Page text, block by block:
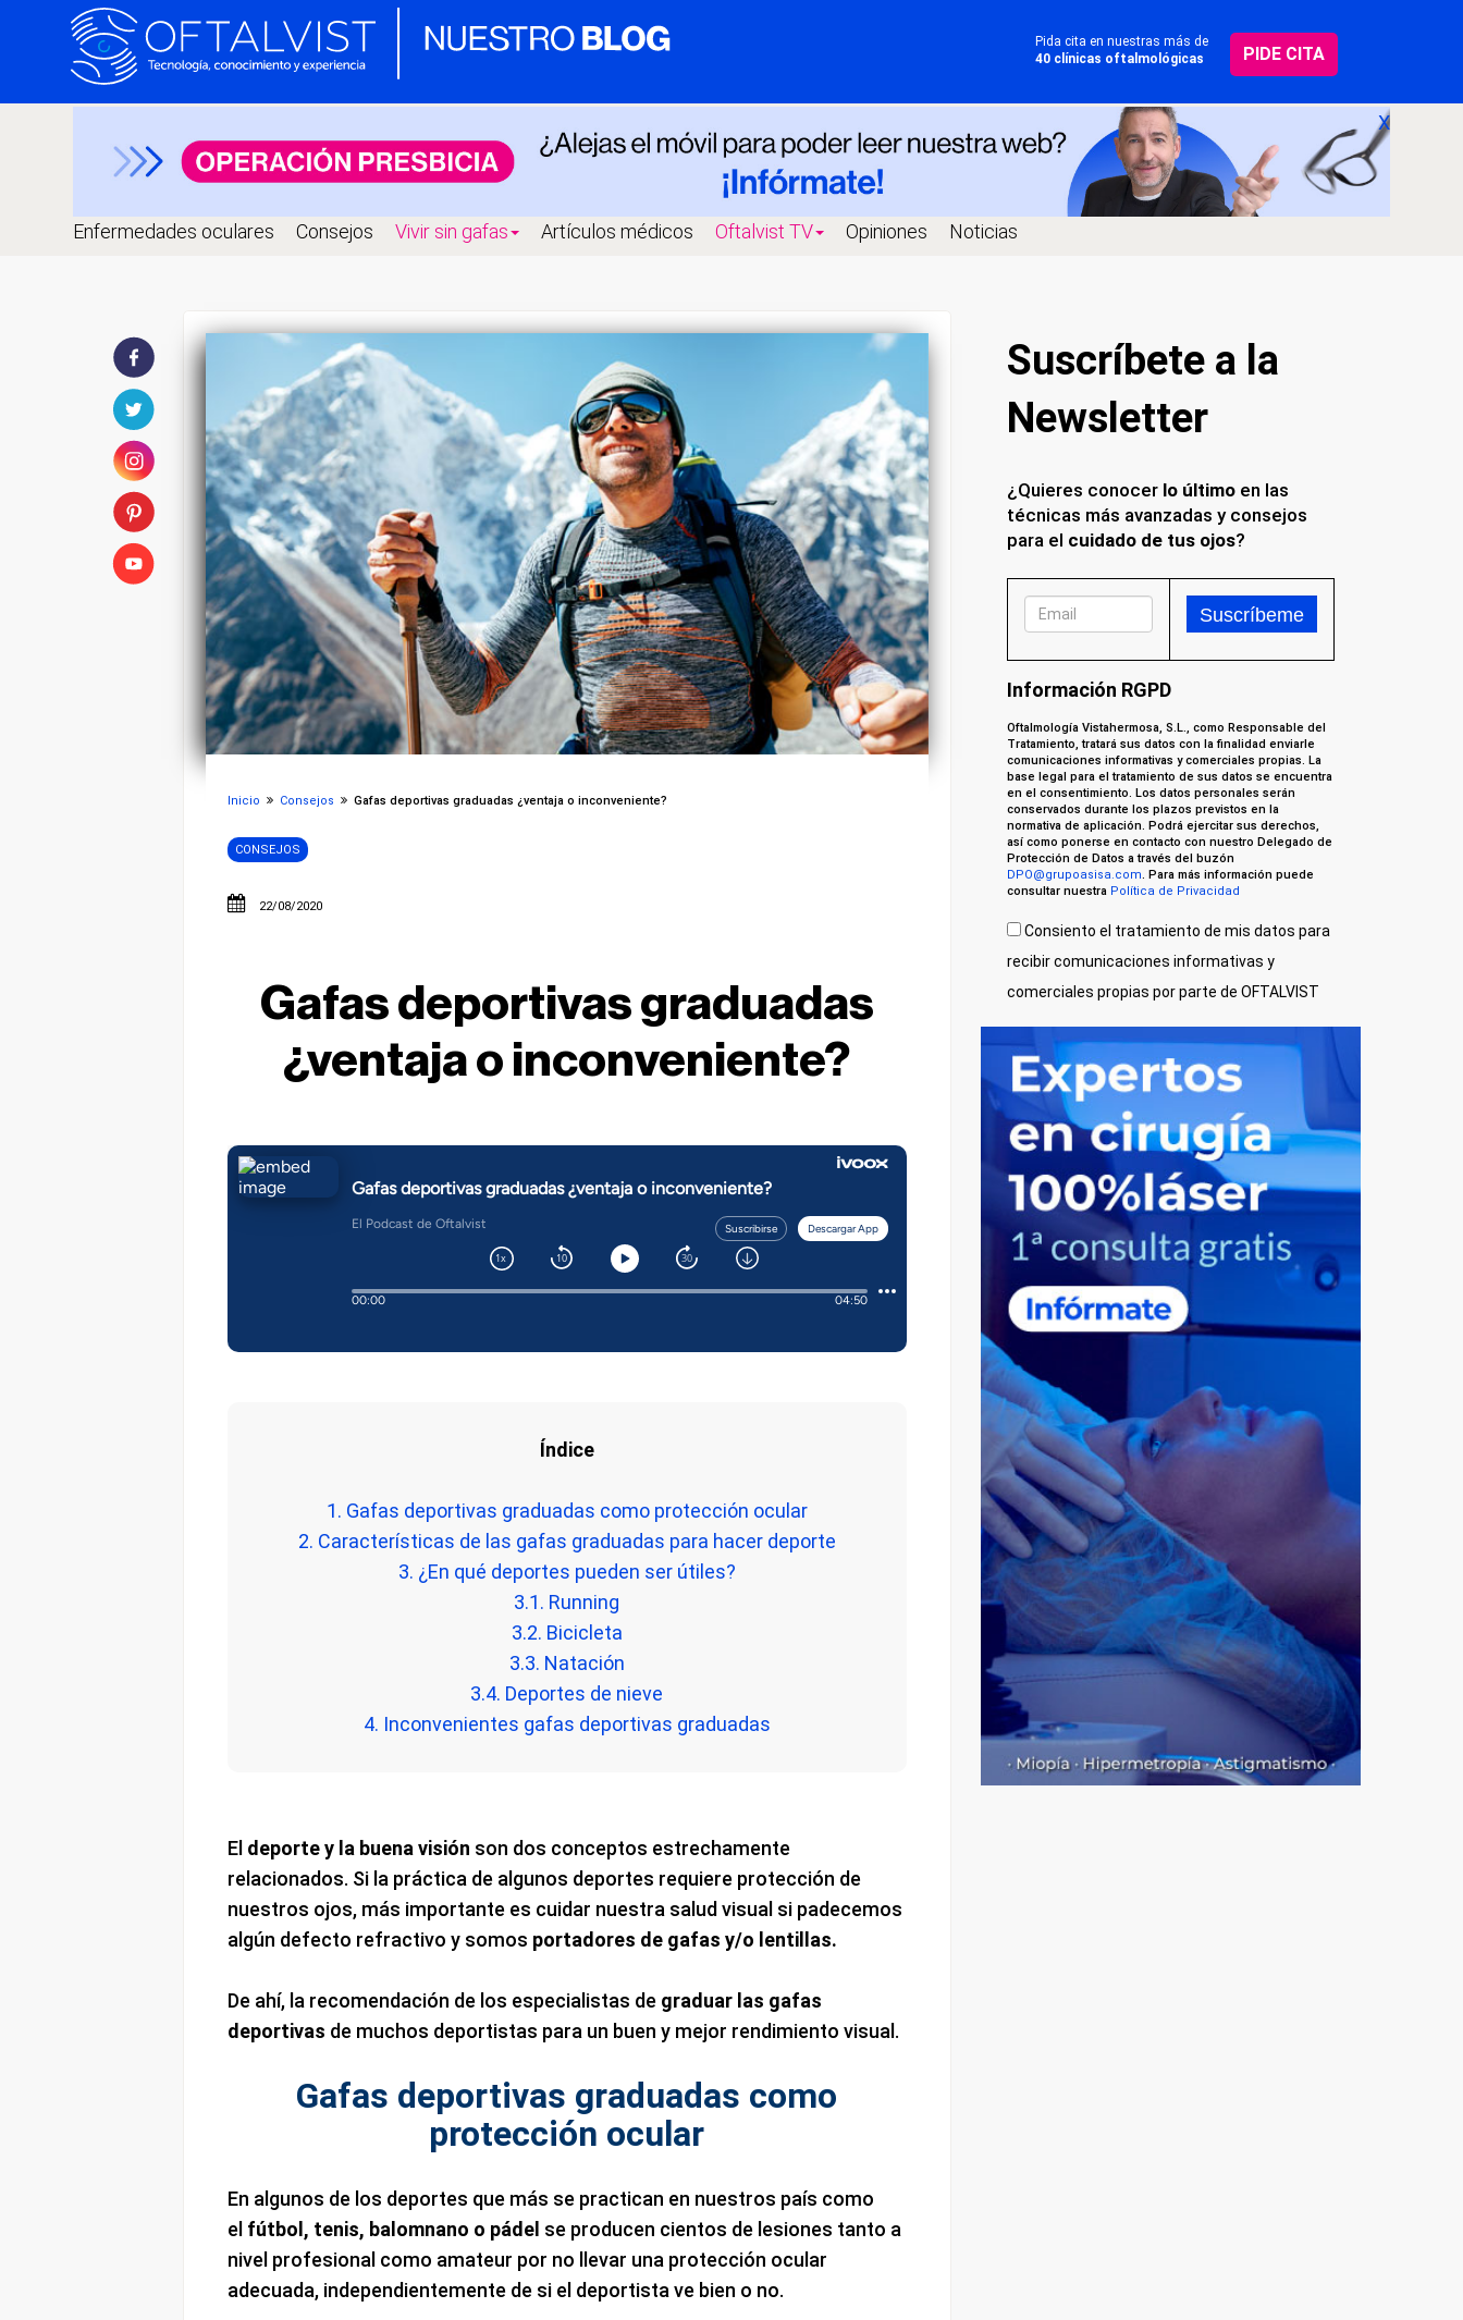
Pida cita en nuestras más de
40 clínicas oftalmológicas
PIDE CITA
X
Enfermedades oculares Consejos Vivir sin gafas Artículos médicos Oftalvist TV Opiniones Noticias
Inicio Consejos Gafas deportivas graduadas ¿ventaja o inconveniente?
CONSEJOS
22/08/2020
Gafas deportivas graduadas
¿ventaja o inconveniente?
Índice
1. Gafas deportivas graduadas como protección ocular
2. Características de las gafas graduadas para hacer deporte
3. ¿En qué deportes pueden ser útiles?
3.1. Running
3.2. Bicicleta
3.3. Natación
3.4. Deportes de nieve
4. Inconvenientes gafas deportivas graduadas
El deporte y la buena visión son dos conceptos estrechamente
relacionados. Si la práctica de algunos deportes requiere protección de
nuestros ojos, más importante es cuidar nuestra salud visual si padecemos
algún defecto refractivo y somos portadores de gafas y/o lentillas.
De ahí, la recomendación de los especialistas de graduar las gafas
deportivas de muchos deportistas para un buen y mejor rendimiento visual.
Gafas deportivas graduadas como
protección ocular
En algunos de los deportes que más se practican en nuestros país como
el fútbol, tenis, balomnano o pádel se producen cientos de lesiones tanto a
nivel profesional como amateur por no llevar una protección ocular
adecuada, independientemente de si el deportista ve bien o no.
Suscríbete a la
Newsletter
¿Quieres conocer lo últimoen las
técnicas más avanzadas y consejos
para el cuidado de tus ojos?
Información RGPD
Oftalmología Vistahermosa, S.L., como Responsable del
Tratamiento, tratará sus datos con la finalidad enviarle
comunicaciones informativas y comerciales propias. La
base legal para el tratamiento de sus datos se encuentra
en el consentimiento. Los datos personales serán
conservados durante los plazos previstos en la
normativa de aplicación. Podrá ejercitar sus derechos,
así como ponerse en contacto con nuestro Delegado de
Protección de Datos a través del buzón
DPO@grupoasisa.com. Para más información puede
consultar nuestra Política de Privacidad
Consiento el tratamiento de mis datos para
recibir comunicaciones informativas y
comerciales propias por parte de OFTALVIST